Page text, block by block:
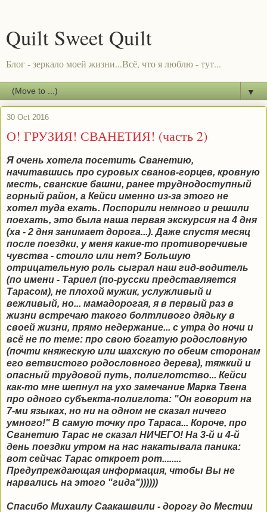
Quilt Sweet Quilt
Блог - зеркало моей жизни...Всё, что я люблю - тут...
▼
30 Oct 2016
О! ГРУЗИЯ! СВАНЕТИЯ! (часть 2)
Я очень хотела посетить Сванетию,
начитавшись про суровых сванов-горцев, кровную
месть, сванские башни, ранее труднодоступный
горный район, а Кейси именно из-за этого не
хотел туда ехать. Поспорили немного и решили
поехать, это была наша первая экскурсия на 4 дня
(ха - 2 дня занимает дорога...). Даже спустя месяц
после поездки, у меня какие-то противоречивые
чувства - стоило или нет? Большую
отрицательную роль сыграл наш гид-водитель
(по имени - Тариел (по-русски представляется
Тарасом), не плохой мужик, услужливый и
вежливый, но... мамадорогая, я в первый раз в
жизни встречаю такого болтливого дядьку в
своей жизни, прямо недержание... с утра до ночи и
всё не по теме: про свою богатую родословную
(почти княжескую или шахскую по обеим сторонам
его ветвистого родословного дерева), тяжкий и
опасный трудовой путь, полиглотство... Кейси
как-то мне шепнул на ухо замечание Марка Твена
про одного субъекта-полиглота: "Он говорит на
7-ми языках, но ни на одном не сказал ничего
умного!" В самую точку про Тараса... Короче, про
Сванетию Тарас не сказал НИЧЕГО! На 3-й и 4-й
день поездки утром на нас накатывала паника:
вот сейчас Тарас откроет рот........
Предупреждающая информация, чтобы Вы не
нарвались на этого "гида"))))))
Спасибо Михаилу Саакашвили - дорогу до Местии